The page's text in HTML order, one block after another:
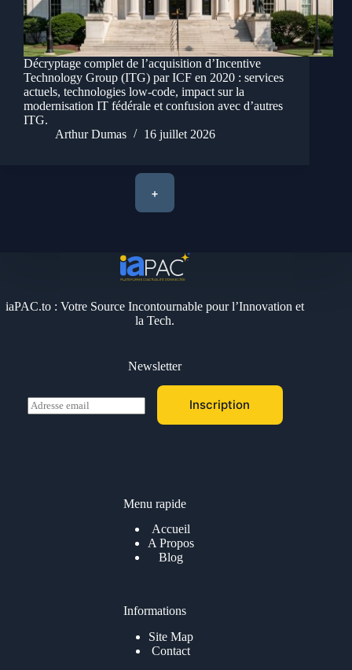
Décryptage complet de l’acquisition d’Incentive
Technology Group (ITG) par ICF en 2020 : services
actuels, technologies low-code, impact sur la
modernisation IT fédérale et confusion avec d’autres
ITG.
Arthur Dumas
16 juillet 2026
+
iaPAC.to : Votre Source Incontournable pour l’Innovation et
la Tech.
Newsletter
E
m
Inscription
Menu rapide
Accueil
A Propos
Blog
Informations
Site Map
Contact